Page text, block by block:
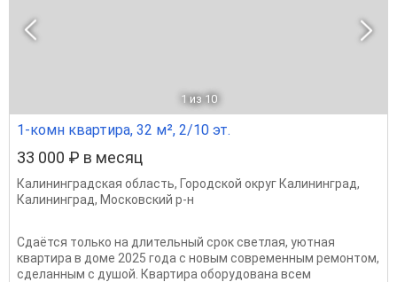
1 из 10
1-комн квартира, 32 м², 2/10 эт.
33 000 ₽ в месяц
Калининградская область, Городской округ Калининград,
Калининград, Московский р-н
Сдаётся только на длительный срок светлая, уютная
квартира в доме 2025 года с новым современным ремонтом,
сделанным с душой. Квартира оборудована всем